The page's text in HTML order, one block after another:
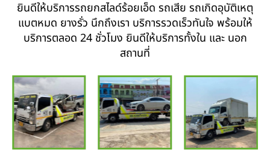
ยินดีให้บริการรถยกสไลด์ร้อยเอ็ด รถเสีย รถเกิดอุบัติเหตุ
แบตหมด ยางรั่ว นึกถึงเรา บริการรวดเร็วทันใจ พร้อมให้
บริการตลอด 24 ชั่วโมง ยินดีให้บริการทั้งใน และ นอก
สถานที่